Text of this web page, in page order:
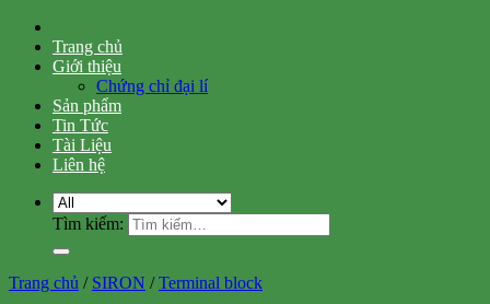
Trang chủ
Giới thiệu
Chứng chỉ đại lí
Sản phẩm
Tin Tức
Tài Liệu
Liên hệ
Tìm kiếm:
Trang chủ / SIRON / Terminal block